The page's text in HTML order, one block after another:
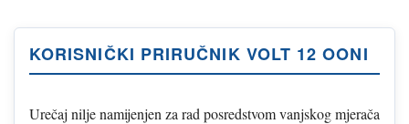
KORISNIČKI PRIRUČNIK VOLT 12 OONI
Urečaj nilje namijenjen za rad posredstvom vanjskog mjerača